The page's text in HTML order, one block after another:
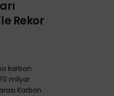
Rekor
karbon
milyar
Karbon